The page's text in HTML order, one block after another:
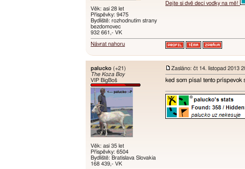
Věk: asi 28 let
Příspěvky: 9475
Bydliště: rozhodnutím strany
bezdomovec
932 661,- VK
Dejte si dvě deci vodky na mě!
Návrat nahoru
palucko (+21)
The Koza Boy
VIP BigBoš
Věk: asi 35 let
Příspěvky: 6504
Bydliště: Bratislava Slovakia
168 439,- VK
Zasláno: čt 14. listopad 2013
ked som písal tento